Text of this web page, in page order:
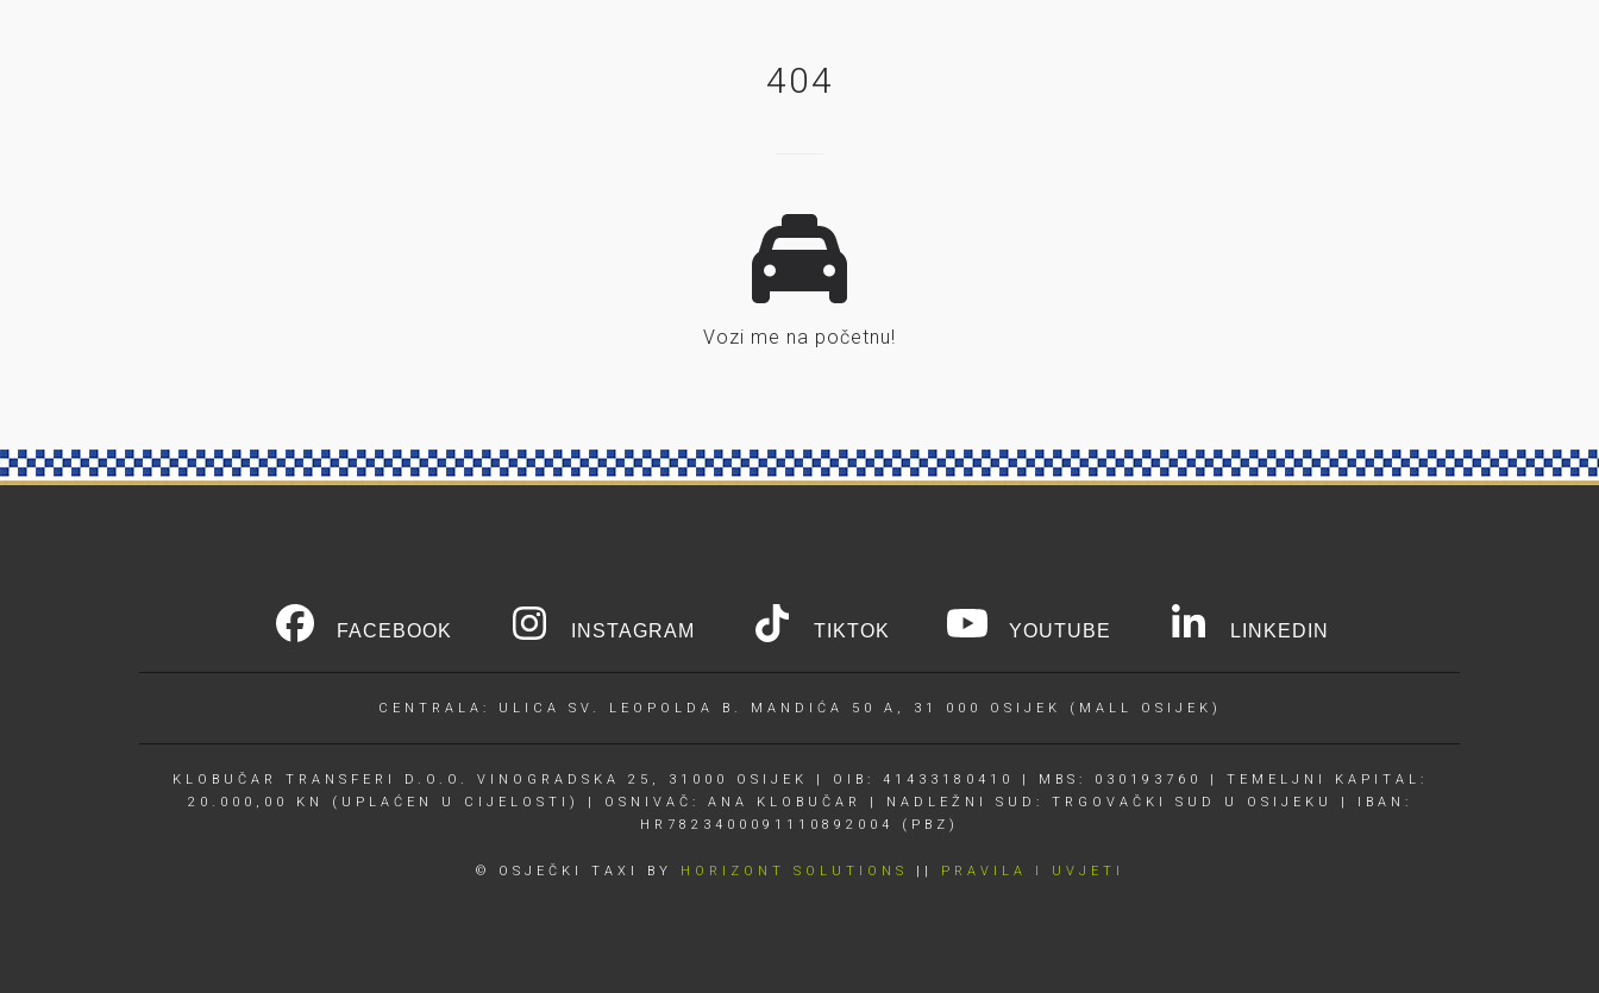
404
Vozi me na početnu!
FACEBOOK INSTAGRAM TIKTOK YOUTUBE LINKEDIN
CENTRALA: ULICA SV. LEOPOLDA B. MANDIĆA 50 A, 31 000 OSIJEK (MALL OSIJEK)
KLOBUČAR TRANSFERI D.O.O. VINOGRADSKA 25, 31000 OSIJEK | OIB: 41433180410 | MBS: 030193760 | TEMELJNI KAPITAL:
20.000,00 KN (UPLAĆEN U CIJELOSTI) | OSNIVAČ: ANA KLOBUČAR | NADLEŽNI SUD: TRGOVAČKI SUD U OSIJEKU | IBAN:
HR7823400091110892004 (PBZ)
© OSJEČKI TAXI BY HORIZONT SOLUTIONS || PRAVILA I UVJETI